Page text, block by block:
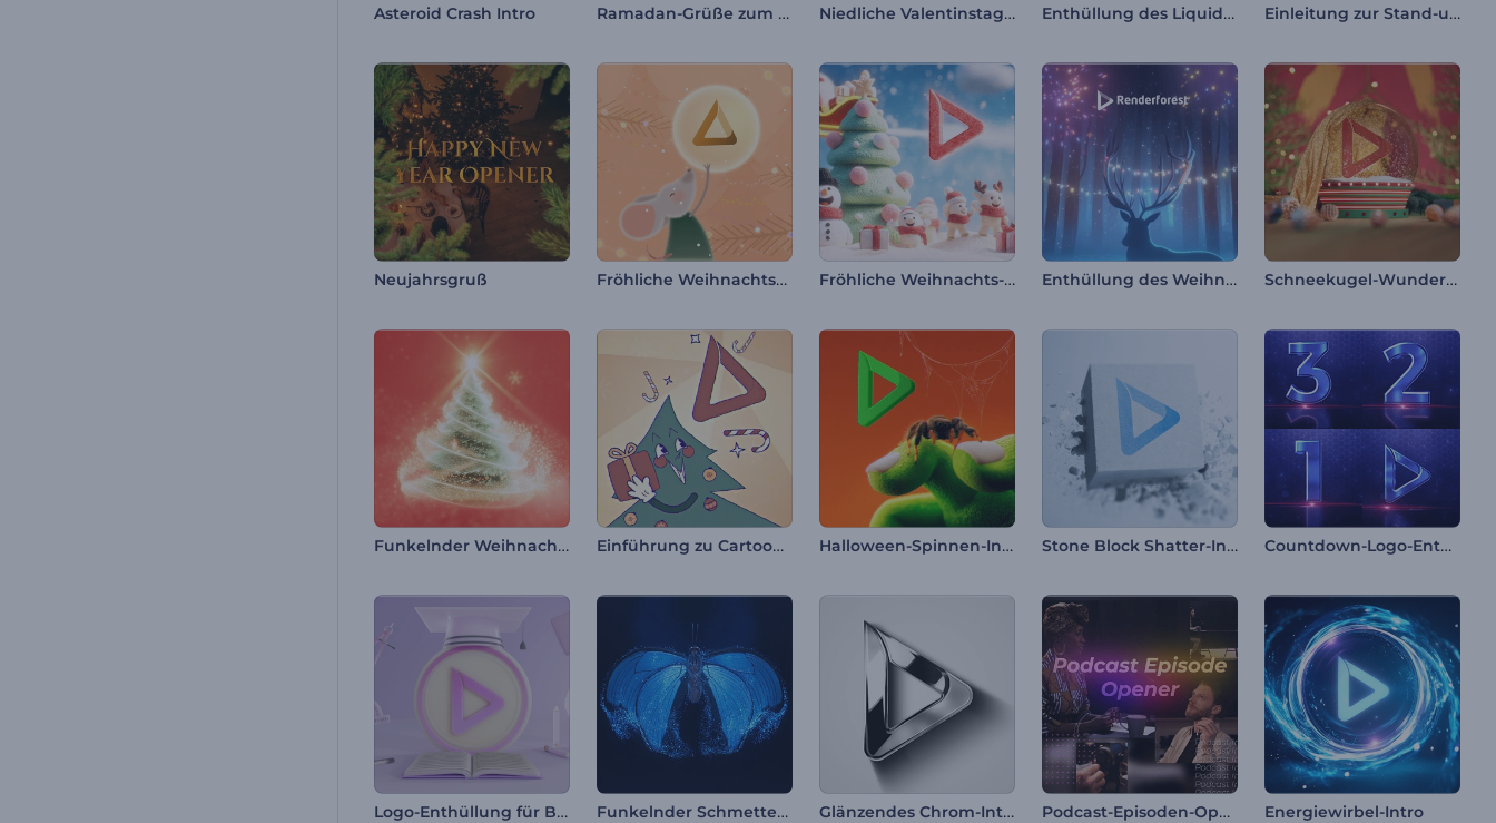
Asteroid Crash Intro Ramadan-Grüße zum Einstieg Niedliche Valentinstags-Einleitung Enthüllung des Liquid Fusion-Logos Einleitung zur Stand-up-Show
Neujahrsgruß Fröhliche Weihnachtsmäuse – Einleitung Fröhliche Weihnachts-Cartoon-Einleitung Enthüllung des Weihnachtsrentier-Logos Schneekugel-Wunder – Einleitung
Funkelnder Weihnachtsbaum – Einleitung Einführung zu Cartoon-Weihnachtsgeschenken Halloween-Spinnen-Intro Stone Block Shatter-Intro Countdown-Logo-Enthüllung
Logo-Enthüllung für Bildung Funkelnder Schmetterling – Intro Glänzendes Chrom-Intro Podcast-Episoden-Opener Energiewirbel-Intro